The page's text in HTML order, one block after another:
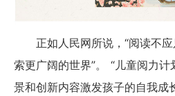
正如人民网所说，“阅读不应
索更广阔的世界”。 “儿童阅力
景和创新内容激发孩子的自我成